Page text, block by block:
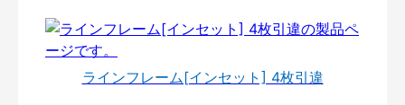
ラインフレーム[インセット] 4枚引違